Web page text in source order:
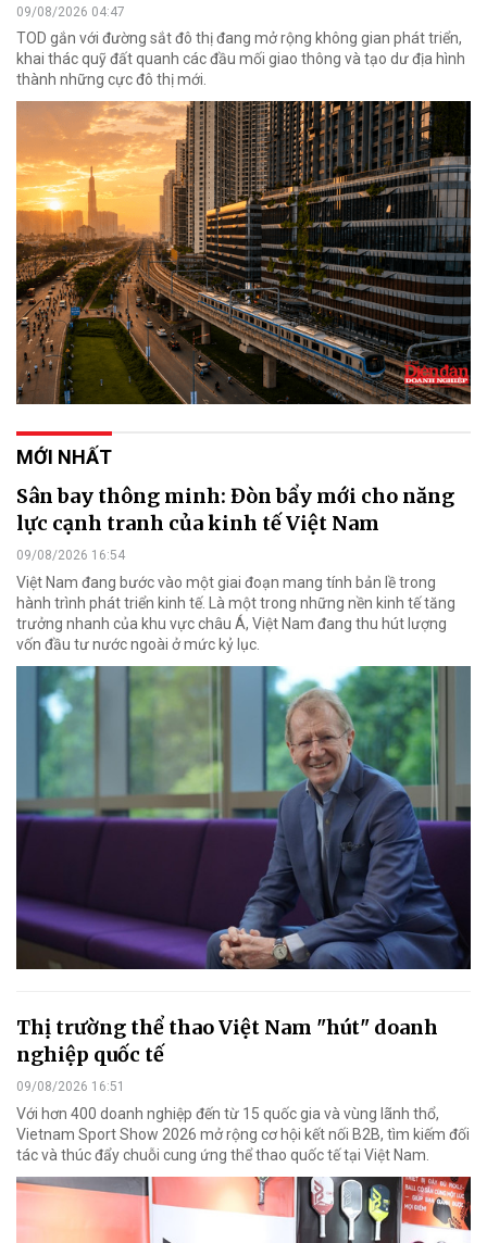
09/08/2026 04:47
TOD gắn với đường sắt đô thị đang mở rộng không gian phát triển,
khai thác quỹ đất quanh các đầu mối giao thông và tạo dư địa hình
thành những cực đô thị mới.
MỚI NHẤT
Sân bay thông minh: Đòn bẩy mới cho năng
lực cạnh tranh của kinh tế Việt Nam
09/08/2026 16:54
Việt Nam đang bước vào một giai đoạn mang tính bản lề trong
hành trình phát triển kinh tế. Là một trong những nền kinh tế tăng
trưởng nhanh của khu vực châu Á, Việt Nam đang thu hút lượng
vốn đầu tư nước ngoài ở mức kỷ lục.
Thị trường thể thao Việt Nam "hút" doanh
nghiệp quốc tế
09/08/2026 16:51
Với hơn 400 doanh nghiệp đến từ 15 quốc gia và vùng lãnh thổ,
Vietnam Sport Show 2026 mở rộng cơ hội kết nối B2B, tìm kiếm đối
tác và thúc đẩy chuỗi cung ứng thể thao quốc tế tại Việt Nam.